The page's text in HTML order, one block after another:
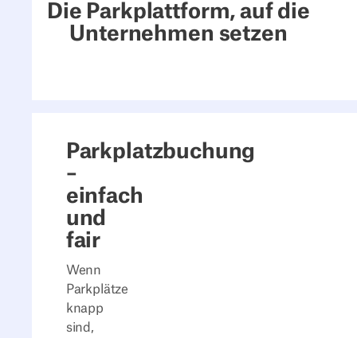
Die Parkplattform, auf die
Unternehmen setzen
Parkplatzbuchung
–
einfach
und
fair
Wenn
Parkplätze
knapp
sind,